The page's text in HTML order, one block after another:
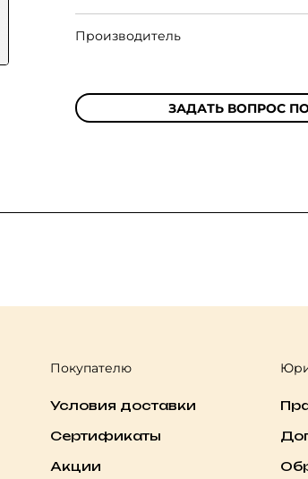
Производитель
ЗАДАТЬ ВОПРОС
Покупателю
Условия доставки
Сертификаты
Акции